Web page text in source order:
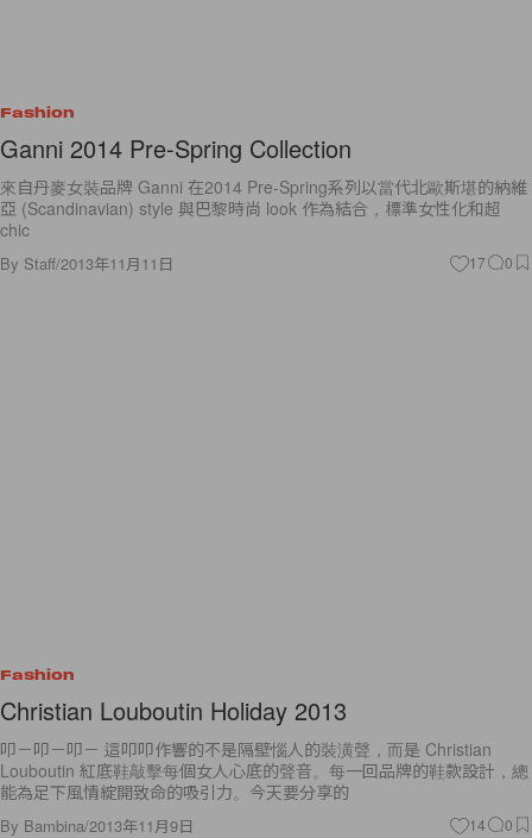
Fashion
Ganni 2014 Pre-Spring Collection
來自丹麥女裝品牌 Ganni 在2014 Pre-Spring系列以當代北歐斯堪的納維
亞 (Scandinavian) style 與巴黎時尚 look 作為結合，標準女性化和超
chic
By Staff/2013年11月11日 17 0
Fashion
Christian Louboutin Holiday 2013
叩－叩－叩－ 這叩叩作響的不是隔壁惱人的裝潢聲，而是 Christian
Louboutin 紅底鞋敲擊每個女人心底的聲音。每一回品牌的鞋款設計，總
能為足下風情綻開致命的吸引力。今天要分享的
By Bambina/2013年11月9日 14 0